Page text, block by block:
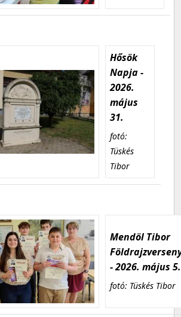
Hősök
Napja -
2026.
május
31.
fotó:
Tüskés
Tibor
Mendöl Tibor
- 2026. május 5.
fotó: Tüskés Tibor